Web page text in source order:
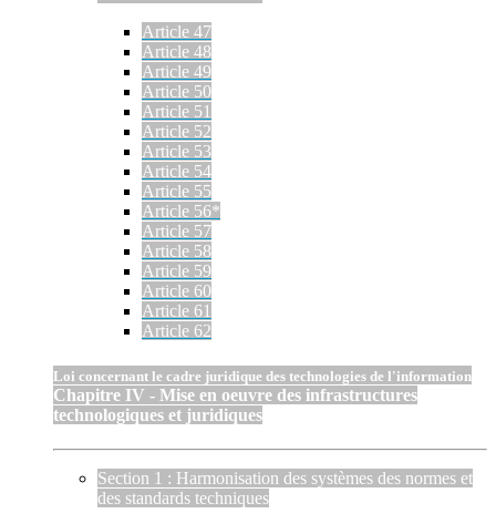
Article 47
Article 48
Article 49
Article 50
Article 51
Article 52
Article 53
Article 54
Article 55
Article 56*
Article 57
Article 58
Article 59
Article 60
Article 61
Article 62
Loi concernant le cadre juridique des technologies de l'information
Chapitre IV - Mise en oeuvre des infrastructures
technologiques et juridiques
Section 1 : Harmonisation des systèmes des normes et
des standards techniques